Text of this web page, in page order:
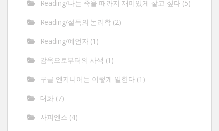
Reading/나는 죽을 때까지 재미있게 살고 싶다 (5)
Reading/설득의 논리학 (2)
Reading/예언자 (1)
감옥으로부터의 사색 (1)
구글 엔지니어는 이렇게 일한다 (1)
대화 (7)
사피엔스 (4)